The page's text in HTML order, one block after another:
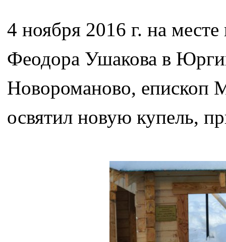
4 ноября 2016 г. на
Феодора Ушакова в
Новороманово, епископ
освятил новую купель,